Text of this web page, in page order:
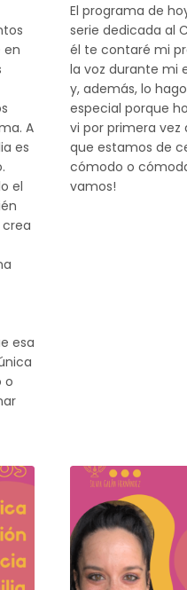
en
A
es
el
esa
o
El programa de
serie dedicada al
él te contaré mi
la voz durante mi
y, además, lo
especial porque
vi por primera vez
que estamos de
cómodo o
vamos!